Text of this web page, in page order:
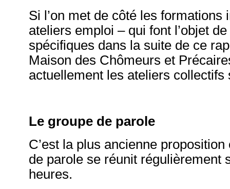
Si l’on met de côté les formations
ateliers emploi – qui font l’objet
spécifiques dans la suite de ce
Maison des Chômeurs et
actuellement les ateliers collectifs
Le groupe de parole
C’est la plus ancienne
de parole se réunit régulièrement
heures.